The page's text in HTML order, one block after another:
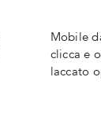
Mobile
clicca e
laccato